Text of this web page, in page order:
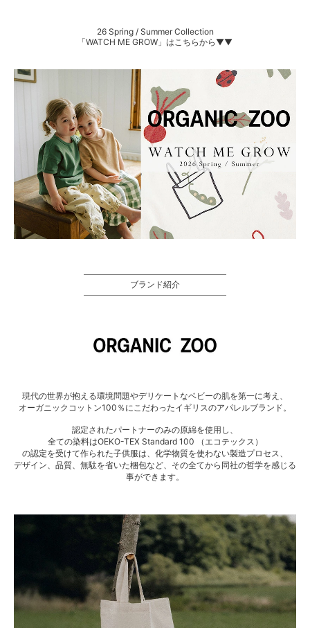
26 Spring / Summer Collection
「WATCH ME GROW」はこちらから▼▼
ブランド紹介
現代の世界が抱える環境問題やデリケートなベビーの肌を第一に考え、
オーガニックコットン100％にこだわったイギリスのアパレルブランド。
認定されたパートナーのみの原綿を使用し、
全ての染料はOEKO-TEX Standard 100 （エコテックス）
の認定を受けて作られた子供服は、化学物質を使わない製造プロセス、
デザイン、品質、無駄を省いた梱包など、その全てから同社の哲学を感じる
事ができます。